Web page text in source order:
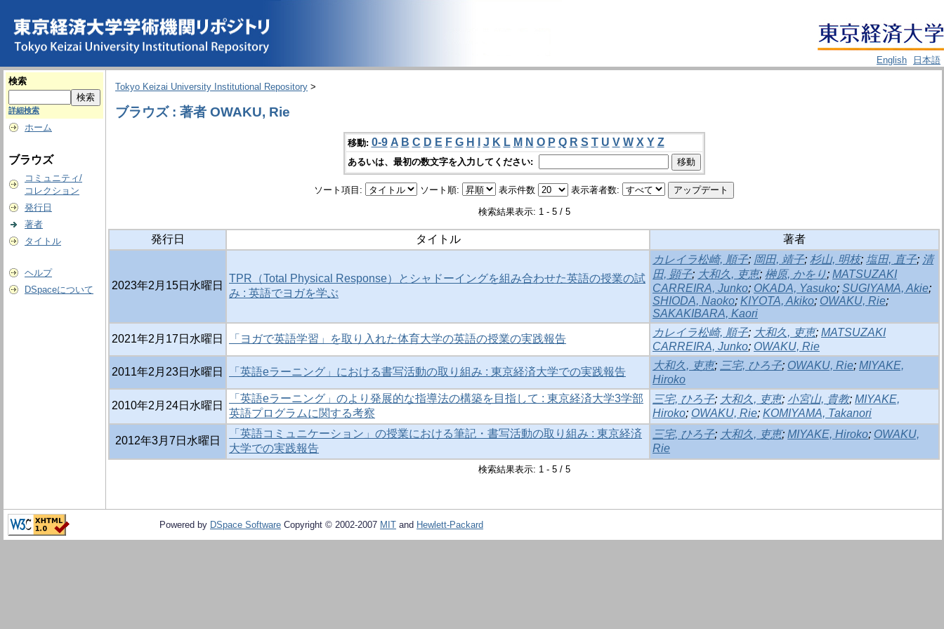
English
日本語
検索
詳細検索
ホーム
ブラウズ
コミュニティ/
コレクション
発行日
著者
タイトル
ヘルプ
DSpaceについて
Tokyo Keizai University Institutional Repository >
ブラウズ : 著者 OWAKU, Rie
移動: 0-9 A B C D E F G H J K L M N O P Q R S T U V W X Y Z
あるいは、最初の数文字を入力してください:
ソート項目: ソート順: 表示件数 表示著者数:
検索結果表示: 1 - 5 / 5
発行日 タイトル 著者
2023年2月15日水曜日
TPR（Total Physical Response）とシャドーイングを組み合わせた英語の授業の試
み : 英語でヨガを学ぶ
カレイラ松崎, 順子; 岡田, 靖子; 杉山, 明枝; 塩田, 直子; 清
田, 顕子; 大和久, 吏恵; 榊原, かをり; MATSUZAKI
CARREIRA, Junko; OKADA, Yasuko; SUGIYAMA, Akie;
SHIODA, Naoko; KIYOTA, Akiko; OWAKU, Rie;
SAKAKIBARA, Kaori
2021年2月17日水曜日 「ヨガで英語学習」を取り入れた体育大学の英語の授業の実践報告
カレイラ松崎, 順子; 大和久, 吏恵; MATSUZAKI
CARREIRA, Junko; OWAKU, Rie
2011年2月23日水曜日 「英語eラーニング」における書写活動の取り組み : 東京経済大学での実践報告
大和久, 吏恵; 三宅, ひろ子; OWAKU, Rie; MIYAKE,
Hiroko
2010年2月24日水曜日
「英語eラーニング」のより発展的な指導法の構築を目指して : 東京経済大学3学部
英語プログラムに関する考察
三宅, ひろ子; 大和久, 吏恵; 小宮山, 貴教; MIYAKE,
Hiroko; OWAKU, Rie; KOMIYAMA, Takanori
2012年3月7日水曜日
「英語コミュニケーション」の授業における筆記・書写活動の取り組み : 東京経済
大学での実践報告
三宅, ひろ子; 大和久, 吏恵; MIYAKE, Hiroko; OWAKU,
Rie
検索結果表示: 1 - 5 / 5
Powered by DSpace Software Copyright © 2002-2007 MIT and Hewlett-Packard